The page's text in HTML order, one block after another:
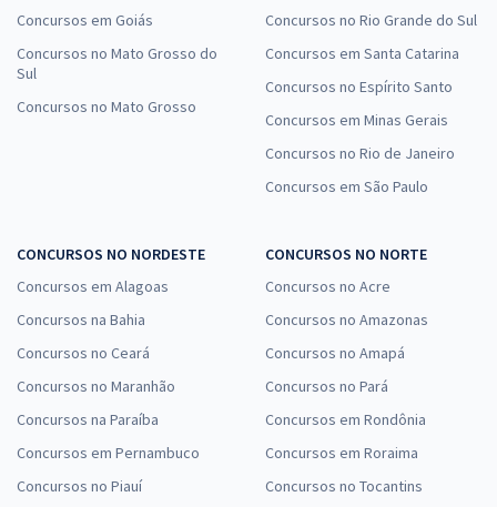
Concursos em Goiás
Concursos no Mato Grosso do
Sul
Concursos no Mato Grosso
Concursos no Rio Grande do Sul
Concursos em Santa Catarina
Concursos no Espírito Santo
Concursos em Minas Gerais
Concursos no Rio de Janeiro
Concursos em São Paulo
CONCURSOS NO NORDESTE
Concursos em Alagoas
Concursos na Bahia
Concursos no Ceará
Concursos no Maranhão
Concursos na Paraíba
Concursos em Pernambuco
Concursos no Piauí
CONCURSOS NO NORTE
Concursos no Acre
Concursos no Amazonas
Concursos no Amapá
Concursos no Pará
Concursos em Rondônia
Concursos em Roraima
Concursos no Tocantins